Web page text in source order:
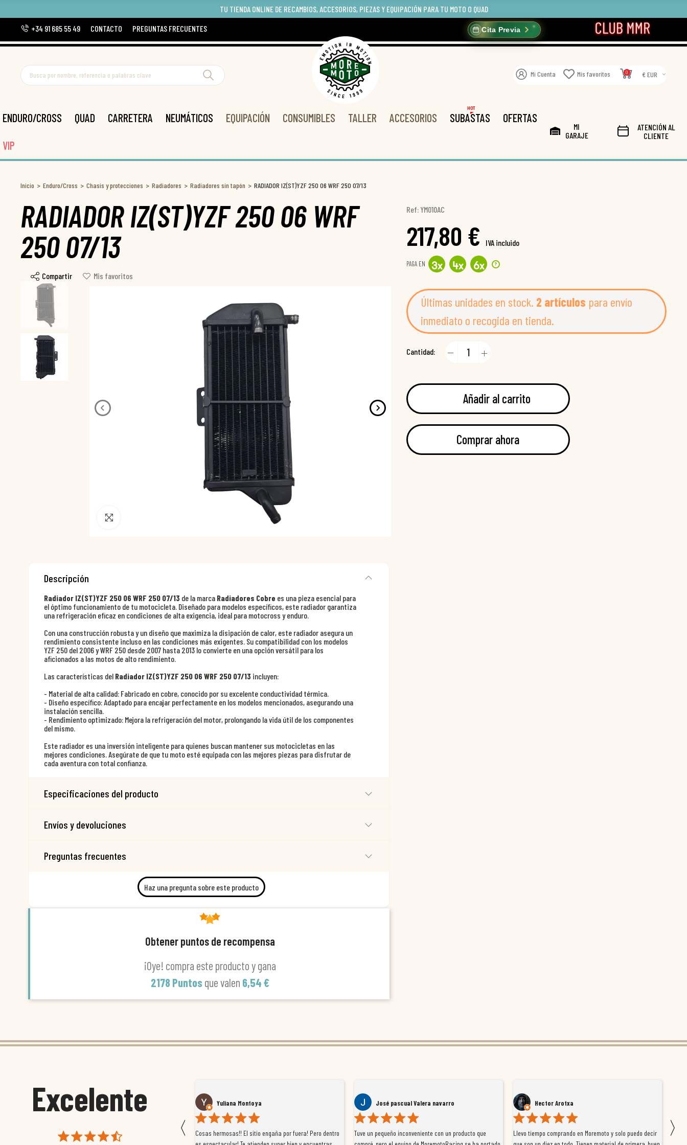
TU TIENDA ONLINE DE RECAMBIOS, ACCESORIOS, PIEZAS Y EQUIPACIÓN PARA TU MOTO O QUAD
+34 91 685 55 49
CONTACTO PREGUNTAS FRECUENTES Cita Previa
Mi Cuenta Mis favoritos 0 € EUR
ENDURO/CROSS QUAD CARRETERA NEUMÁTICOS EQUIPACIÓN CONSUMIBLES TALLER ACCESORIOS SUBASTAS
HOT
OFERTAS
VIP
MI
GARAJE
ATENCIÓN AL
CLIENTE
Inicio Enduro/Cross Chasis y protecciones Radiadores Radiadores sin tapón RADIADOR IZ(ST)YZF 250 06 WRF 250 07/13
RADIADOR IZ(ST)YZF 250 06 WRF
250 07/13
Compartir Mis favoritos
Ref: YM010AC
217,80 € IVA incluido
PAGA EN 3x 4x 6x ?
Últimas unidades en stock. 2 artículos para envío
inmediato o recogida en tienda.
Cantidad:
Añadir al carrito
Comprar ahora
Descripción
Radiador IZ(ST)YZF 250 06 WRF 250 07/13 de la marca Radiadores Cobre es una pieza esencial para
el óptimo funcionamiento de tu motocicleta. Diseñado para modelos específicos, este radiador garantiza
una refrigeración eficaz en condiciones de alta exigencia, ideal para motocross y enduro.
Con una construcción robusta y un diseño que maximiza la disipación de calor, este radiador asegura un
rendimiento consistente incluso en las condiciones más exigentes. Su compatibilidad con los modelos
YZF 250 del 2006 y WRF 250 desde 2007 hasta 2013 lo convierte en una opción versátil para los
aficionados a las motos de alto rendimiento.
Las características del Radiador IZ(ST)YZF 250 06 WRF 250 07/13 incluyen:
- Material de alta calidad: Fabricado en cobre, conocido por su excelente conductividad térmica.
- Diseño específico: Adaptado para encajar perfectamente en los modelos mencionados, asegurando una
instalación sencilla.
- Rendimiento optimizado: Mejora la refrigeración del motor, prolongando la vida útil de los componentes
del mismo.
Este radiador es una inversión inteligente para quienes buscan mantener sus motocicletas en las
mejores condiciones. Asegúrate de que tu moto esté equipada con las mejores piezas para disfrutar de
cada aventura con total confianza.
Especificaciones del producto
Envíos y devoluciones
Preguntas frecuentes
Haz una pregunta sobre este producto
Obtener puntos de recompensa
¡Oye! compra este producto y gana
2178 Puntos que valen 6,54 €
Excelente
〈
Susana García Luis
Magnífica atención al cliente. Tuvimos un pequeño
Yuliana Montoya
Cosas hermosas!! El sitio engaña por fuera! Pero dentro
José pascual Valera navarro
Tuve un pequeño inconveniente con un producto que
Hector Arotxa
Llevo tiempo comprando en Moremoto y solo puedo decir
〉